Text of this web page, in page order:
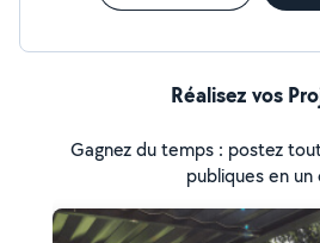
Réalisez vos
Gagnez du temps : postez
publiques en un